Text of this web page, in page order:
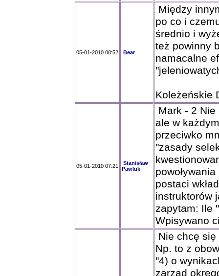
05-01-2010 08:52 Bear
Między
po co i
średnio i
też powinny
namacalne
Koleżeńskie
05-01-2010 07:21
Stanisław
Pawluk
Mark - 2
ale w
przeciwko
"zasady
postaci
instruktorów
zapytam: Ile
Wpisywano
Nie chcę
Np. to z
"4) o
zarząd